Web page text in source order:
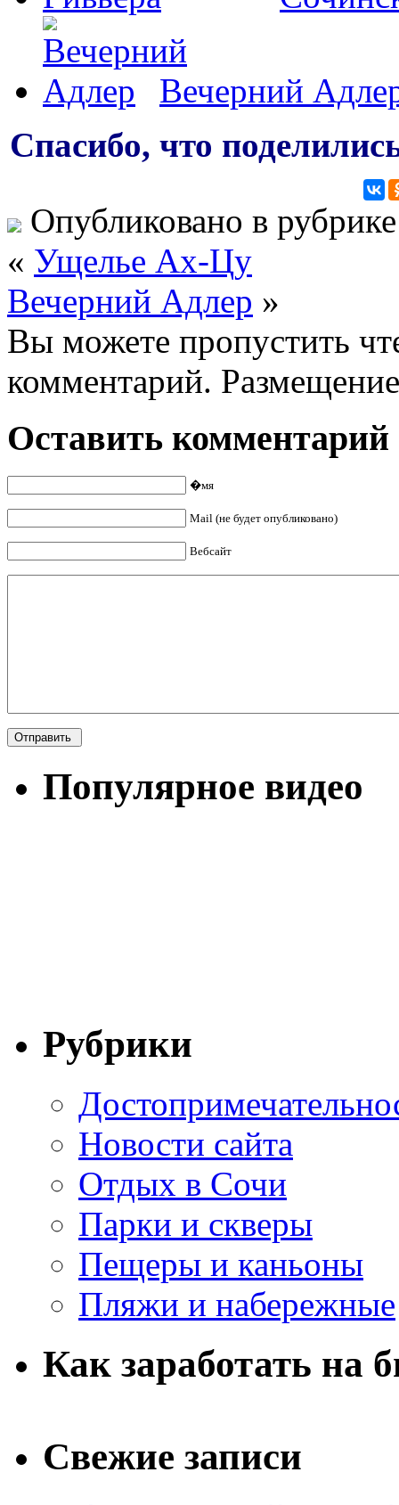
Вечерний
Спасибо, что
Опубликовано в
« Ущелье Ах-Цу
Вечерний Адлер »
Вы можете пропустить
комментарий.
Оставить комментарий
�мя
Mail (не будет опубликовано)
Вебсайт
Популярное видео
Рубрики
Новости сайта
Отдых в Сочи
Парки и скверы
Пещеры и каньоны
Пляжи и набережные
Как заработать на
Свежие записи